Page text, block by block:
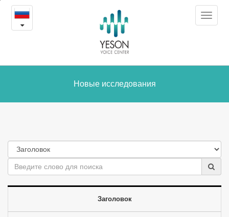
Новые
исследования
Toggle
Новые исследования
Заголовок